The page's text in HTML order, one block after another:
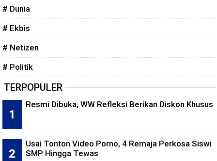
# Dunia
# Ekbis
# Netizen
# Politik
TERPOPULER
Resmi Dibuka, WW Refleksi Berikan Diskon Khusus
Usai Tonton Video Porno, 4 Remaja Perkosa Siswi
SMP Hingga Tewas